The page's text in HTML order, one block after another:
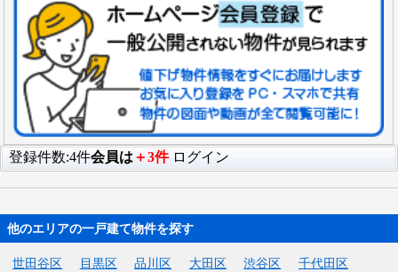
登録件数:4件会員は ＋3件 ログイン
他のエリアの一戸建て物件を探す
世田谷区 目黒区 品川区 大田区 渋谷区
千代田区